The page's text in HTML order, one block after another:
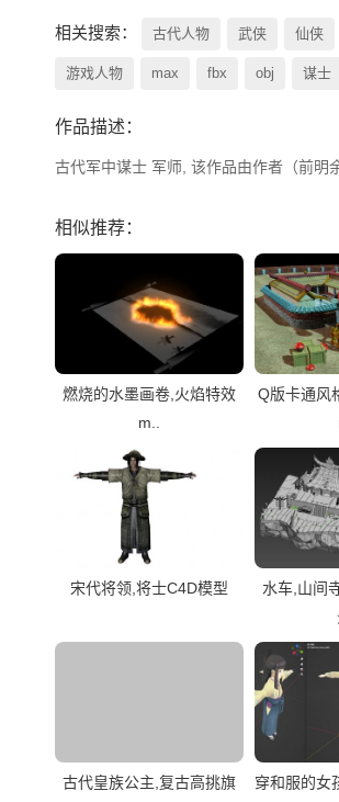
相关搜索： 古代人物 武侠 仙侠
游戏人物 max fbx obj 谋士
作品描述：
古代军中谋士 军师, 该作品由作者（前明
相似推荐：
燃烧的水墨画卷,火焰特效
m..
Q版卡通风
宋代将领,将士C4D模型
水车,山间
古代皇族公主,复古高挑旗
穿和服的女